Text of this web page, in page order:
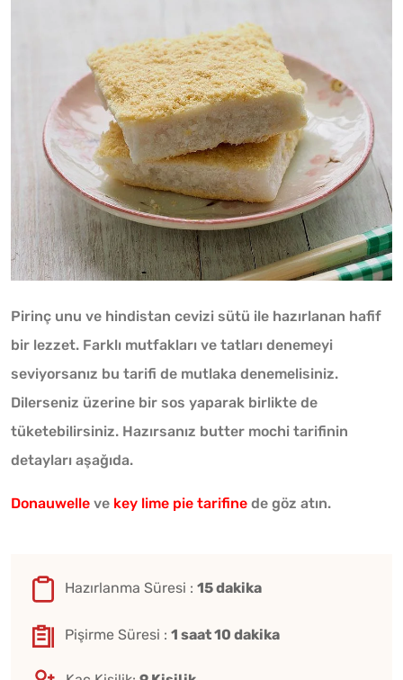
Pirinç unu ve hindistan cevizi sütü ile hazırlanan hafif
bir lezzet. Farklı mutfakları ve tatları denemeyi
seviyorsanız bu tarifi de mutlaka denemelisiniz.
Dilerseniz üzerine bir sos yaparak birlikte de
tüketebilirsiniz. Hazırsanız butter mochi tarifinin
detayları aşağıda.
Donauwelle ve key lime pie tarifine de göz atın.
Hazırlanma Süresi : 15 dakika
Pişirme Süresi : 1 saat 10 dakika